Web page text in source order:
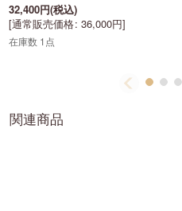
32,400円(税込)
[通常販売価格: 36,000円]
在庫数 1点
関連商品